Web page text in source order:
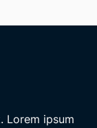
Lorem ipsum